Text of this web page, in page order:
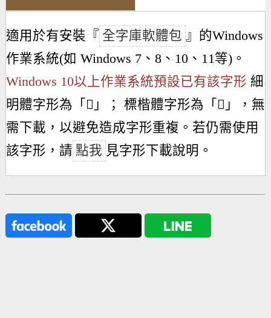
適用於有安裝『 全字庫軟體包 』的Windows
作業系統(如 Windows 7、8、10、11等)。
Windows 10以上作業系統預設已有該字形 細
明體字形為「 𩔬 」； 標楷體字形為「 𩔬 」，無
需下載，以避免造成字形重複。若仍需使用
該字形，請 點我 見字形下載說明。